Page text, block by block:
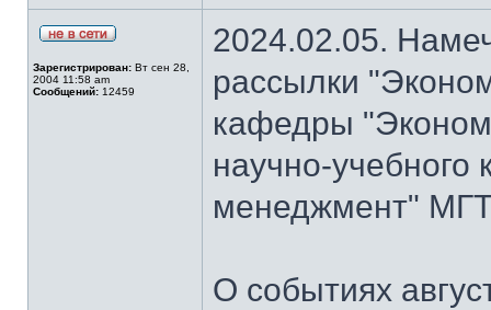
Зарегистрирован: Вт сен 28,
2004 11:58 am
Сообщений: 12459
2024.02.05.
рассылки
кафедры
научно-
менеджмент"
О событиях